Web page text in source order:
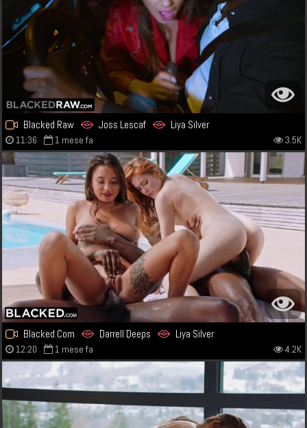
Blacked Raw Joss Lescaf Liya Silver
11:36 1 mese fa 3.5K
Blacked.Com Darrell Deeps Liya Silver
12:20 1 mese fa 4.2K